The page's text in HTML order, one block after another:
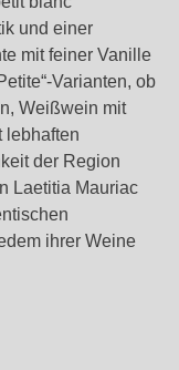
und einer
mit feiner Vanille
Varianten, ob
Weißwein mit
lebhaften
der Region
Laetitia Mauriac
ihrer Weine